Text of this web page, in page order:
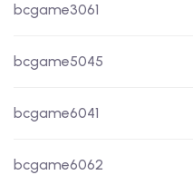
bcgame3061
bcgame5045
bcgame6041
bcgame6062